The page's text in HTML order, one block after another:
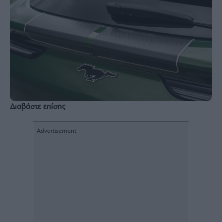
Διαβάστε επίσης